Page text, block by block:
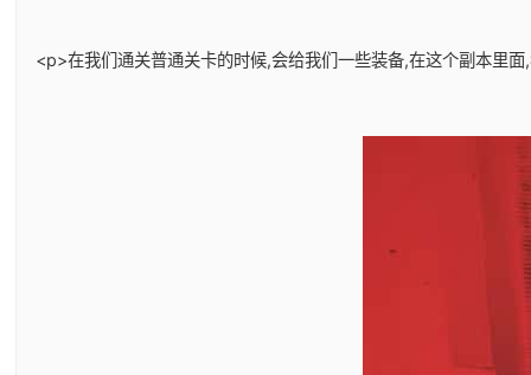
<p>在我们通关普通关卡的时候,会给我们一些装备,在这个副本里